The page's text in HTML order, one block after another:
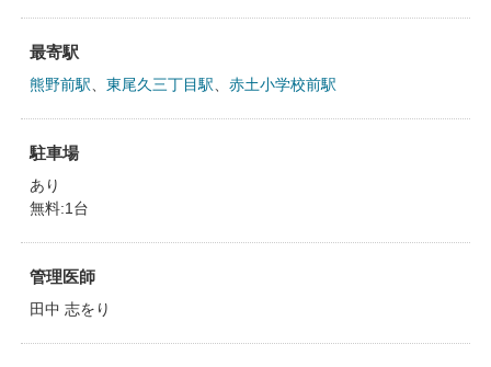
最寄駅
熊野前駅 東尾久三丁目駅 赤土小学校前駅
駐車場
あり
無料:1台
管理医師
田中 志をり